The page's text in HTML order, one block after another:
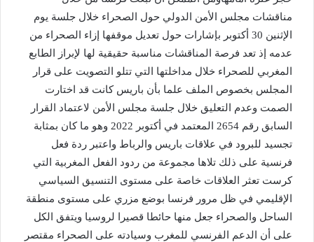
مناقشات مجلس الأمن الدولي حول الصحراء خلال جلسة يوم
الإثنين 30 أكتوبر بإشارات حول تعديل موقفها إزاء الصحراء من
عدمه إذ تعد فرصة المناقشات مناسبة حقيقية لها لإبراز الطابع
المغربي للصحراء خلال مداخلتها التي تتلو التصويت على قرار
المجلس بخصوص الملف علما بأن باريس كانت قد اختارت
الصمت وعدم التعليق خلال جلسة مجلس الأمن لاعتماد القرار
السابق رقم 2654 المعتمد في أكتوبر 2022 وهو ما كان بمثابة
تجسيد للبرود في علاقات باريس والرباط واعتبر ردة فعل
فرنسية على ذلك تلاها مجموعة من ردود الفعل المغربية التي
كرست تعثر العلاقات خاصة على مستوى التنسيق السياسي
الإقليمي في ظل مرور فرنسا بوضع مزري على مستوى منطقة
الساحل والصحراء جعل منها حائطا قصيرا لروسيا ويتفق الكل
على أن الدعم الفرنسي للمغرب وسيادته على الصحراء مقتصر